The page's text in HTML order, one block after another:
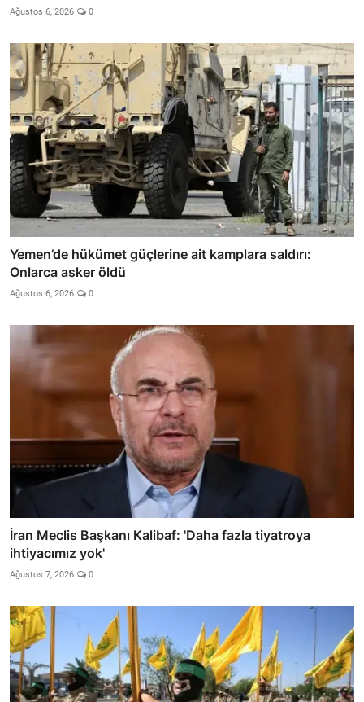
Ağustos 6, 2026 0
Yemen’de hükümet güçlerine ait kamplara saldırı:
Onlarca asker öldü
Ağustos 6, 2026 0
İran Meclis Başkanı Kalibaf: 'Daha fazla tiyatroya
ihtiyacımız yok'
Ağustos 7, 2026 0